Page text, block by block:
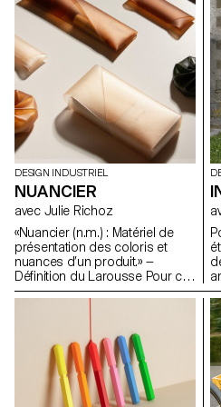
du matériau, tout en évitant une
approche formelle trop
enfantine.
DESIGN INDUSTRIEL
NUANCIER
avec Julie Richoz
«Nuancier (n.m.) : Matériel de
présentation des coloris et
nuances d’un produit.» —
Définition du Larousse Pour ce
projet, les étudiant·e·s ont
assemblages et matières,
qu'ils ont nuancés en plusieurs
échantillons et assemblés
ensuite pour créer leur propre
nuancier.